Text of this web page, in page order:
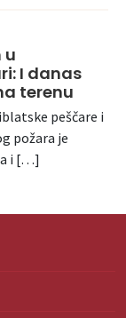
u
I danas
terenu
peščare i
požara je
i […]